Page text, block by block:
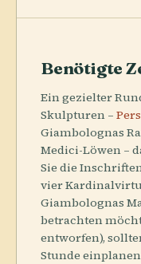
Benötigte
Ein gezielter
Skulpturen –
Giambolognas
Medici-Löwen –
Sie die
vier
Giambolognas
betrachten
entworfen),
Stunde